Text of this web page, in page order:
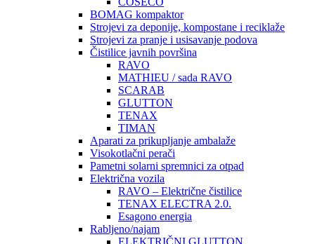
BOMAG kompaktor
Strojevi za deponije, kompostane i reciklaže
Strojevi za pranje i usisavanje podova
Čistilice javnih površina
RAVO
MATHIEU / sada RAVO
SCARAB
GLUTTON
TENAX
TIMAN
Aparati za prikupljanje ambalaže
Visokotlačni perači
Pametni solarni spremnici za otpad
Električna vozila
RAVO – Električne čistilice
TENAX ELECTRA 2.0.
Esagono energia
Rabljeno/najam
ELEKTRIČNI GLUTTON